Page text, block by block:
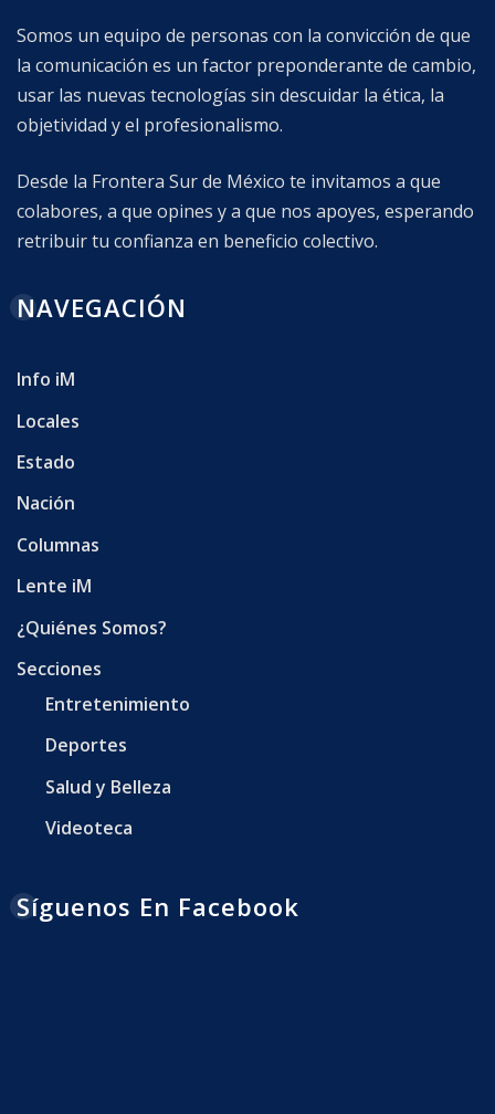
Somos un equipo de personas con la convicción de que
la comunicación es un factor preponderante de cambio,
usar las nuevas tecnologías sin descuidar la ética, la
objetividad y el profesionalismo.
Desde la Frontera Sur de México te invitamos a que
colabores, a que opines y a que nos apoyes, esperando
retribuir tu confianza en beneficio colectivo.
NAVEGACIÓN
Info iM
Locales
Estado
Nación
Columnas
Lente iM
¿Quiénes Somos?
Secciones
Entretenimiento
Deportes
Salud y Belleza
Videoteca
Síguenos En Facebook